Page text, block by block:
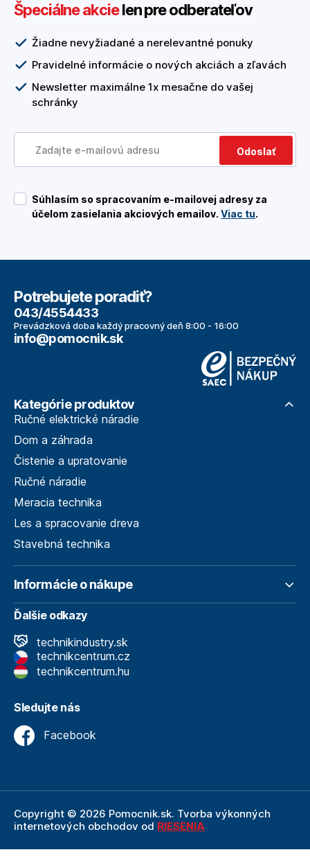
Špeciálne akcielen pre odberateľov
Žiadne nevyžiadané a nerelevantné ponuky
Pravidelné informácie o nových akciách a zľavách
Newsletter maximálne 1x mesačne do vašej
schránky
Odoslať
Súhlasím so spracovaním e-mailovej adresy za
účelom zasielania akciových emailov. Viac tu.
Potrebujete poradiť?
043/4554433
Prevádzková doba každý pracovný deň 8:00 - 16:00
info@pomocnik.sk
Kategórie produktov
Ručné elektrické náradie
Dom a záhrada
Čistenie a upratovanie
Ručné náradie
Meracia technika
Les a spracovanie dreva
Stavebná technika
Informácie o nákupe
Ďalšie odkazy
technikindustry.sk
technikcentrum.cz
technikcentrum.hu
Sledujte nás
Facebook
Copyright © 2026 Pomocnik.sk. Tvorba výkonných
internetových obchodov od RIESENIA